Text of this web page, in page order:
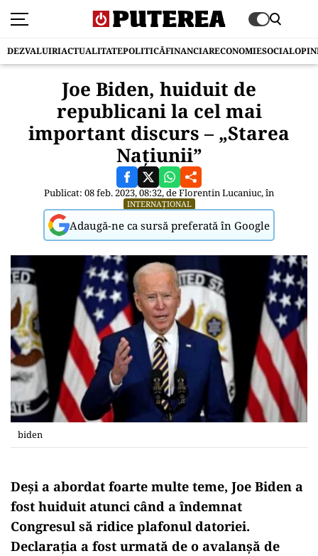
DEZVALUIRIACTUALITATEPOLITICĂFINANCIARECONOMIESOCIAL
Joe Biden, huiduit de
republicani la cel mai
important discurs – „Starea
Națiunii”
Publicat: 08 feb. 2023, 08:32, deFlorentin Lucaniuc, în
INTERNAȚIONAL
Adaugă-ne ca sursă preferată în Google
biden
Deși a abordat foarte multe teme, Joe Biden a
fost huiduit atunci când a îndemnat
Congresul să ridice plafonul datoriei.
Declaraţia a fost urmată de o avalanşă de